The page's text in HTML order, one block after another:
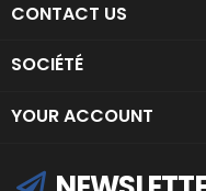
CONTACT US
SOCIÉTÉ
YOUR ACCOUNT